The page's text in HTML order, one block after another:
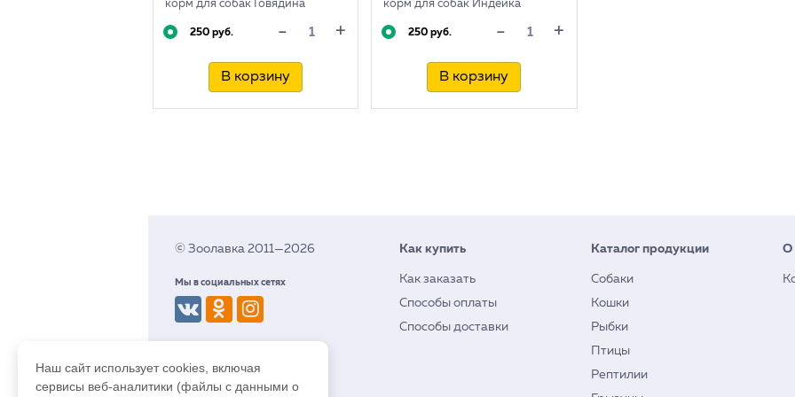
корм для собак Говядина
250 руб. - +
В корзину
корм для собак Индейка
250 руб. - +
В корзину
© Зоолавка 2011—2026
Мы в социальных сетях
Как купить
Как заказать
Способы оплаты
Способы доставки
Каталог продукции
Собаки
Кошки
Рыбки
Птицы
Рептилии
О
Наш сайт использует cookies, включая
сервисы веб-аналитики (файлы с данными о